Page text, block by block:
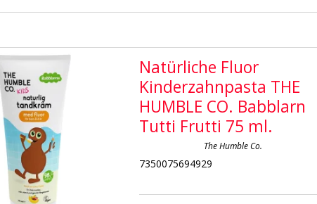
Natürliche Fluor
Kinderzahnpasta THE
HUMBLE CO. Babblarn
Tutti Frutti 75 ml.
The Humble Co.
7350075694929